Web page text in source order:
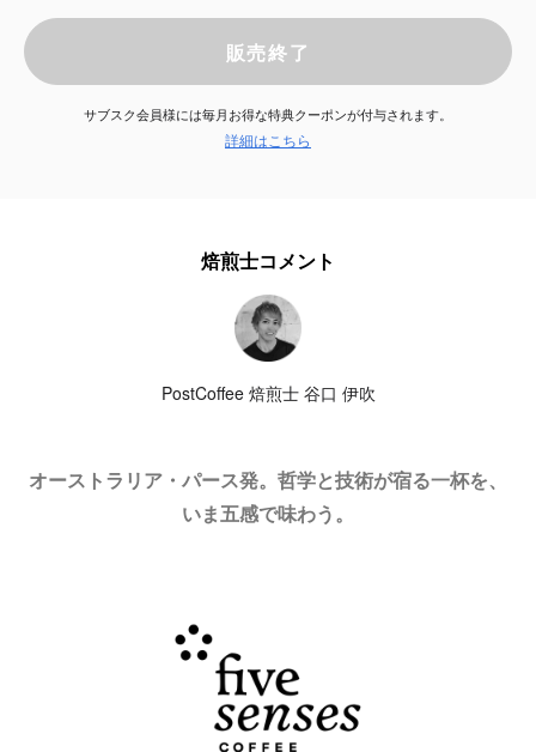
販売終了
サブスク会員様には毎月お得な特典クーポンが付与されます。
詳細はこちら
焙煎士コメント
PostCoffee 焙煎士 谷口 伊吹
オーストラリア・パース発。哲学と技術が宿る一杯を、
いま五感で味わう。